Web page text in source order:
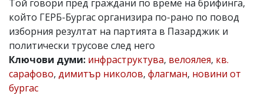
Коментарите
под
статиите
се
въвеждат
от
читателите
и
Той говори пред граждани по време на брифинга,
който ГЕРБ-Бургас организира по-рано по повод
изборния резултат на партията в Пазарджик и
политически трусове след него
Ключови думи: инфраструктува, велоялея, кв.
сарафово, димитър николов, флагман, новини от
бургас